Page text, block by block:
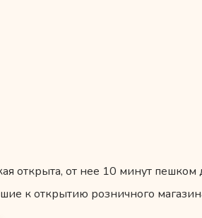
открыта, от нее 10 минут пешком
к открытию розничного